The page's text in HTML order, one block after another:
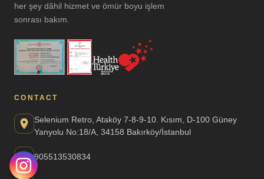
her şey dâhil hizmet ve ömür boyu işlem
sonrası bakım.
CONTACT
Selenium Retro, Ataköy 7-8-9-10. Kısım, D-100 Güney
Yanyolu No:18/A, 34158 Bakırköy/İstanbul
905513530834